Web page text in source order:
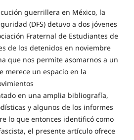
guerrillera en México, la
(DFS) detuvo a dos jóvenes
Fraternal de Estudiantes de
de los detenidos en noviembre
que nos permite asomarnos a un
merece un espacio en la
en una amplia bibliografía,
y algunos de los informes
lo que entonces identificó como
el presente artículo ofrece